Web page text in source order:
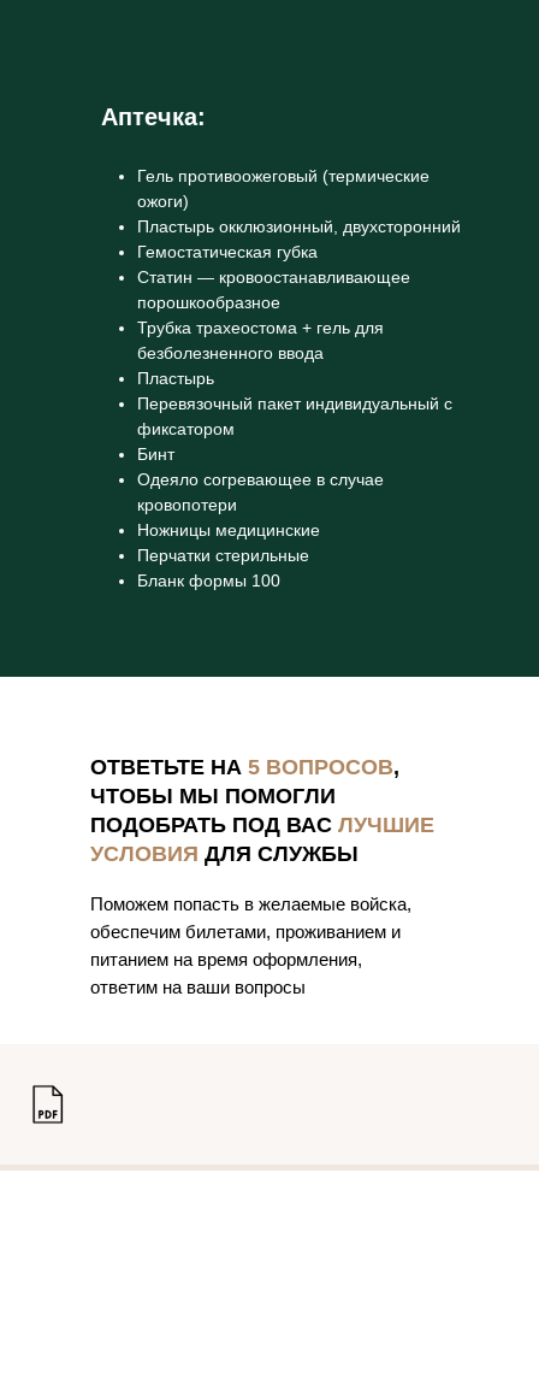
Гель противоожеговый (термические
ожоги)
Пластырь окклюзионный, двухсторонний
Гемостатическая губка
Статин — кровоостанавливающее
порошкообразное
Трубка трахеостома + гель для
безболезненного ввода
Пластырь
Перевязочный пакет индивидуальный с
фиксатором
Бинт
Одеяло согревающее в случае
кровопотери
Ножницы медицинские
Перчатки стерильные
Бланк формы 100
Аптечка:
ОТВЕТЬТЕ НА 5 ВОПРОСОВ,
ЧТОБЫ МЫ ПОМОГЛИ
ПОДОБРАТЬ ПОД ВАС ЛУЧШИЕ
УСЛОВИЯ ДЛЯ СЛУЖБЫ
Поможем попасть в желаемые войска,
обеспечим билетами, проживанием и
питанием на время оформления,
ответим на ваши вопросы